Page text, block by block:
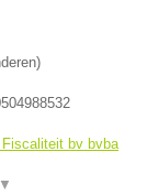
)
Fiscaliteit bv bvba
▼